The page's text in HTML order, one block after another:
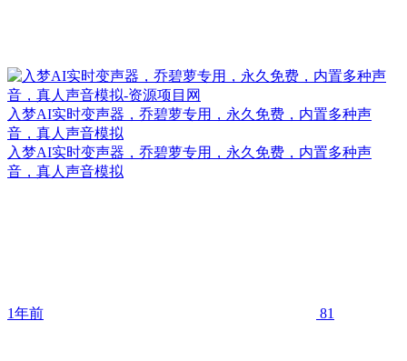
入梦AI实时变声器，乔碧萝专用，永久免费，内置多种声
音，真人声音模拟
入梦AI实时变声器，乔碧萝专用，永久免费，内置多种声
音，真人声音模拟
1年前 81